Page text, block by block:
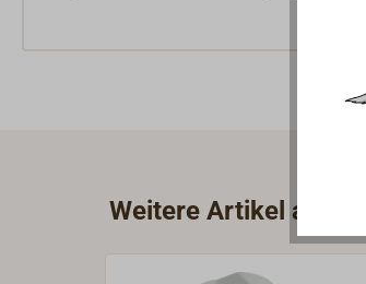
Weitere Artikel aus